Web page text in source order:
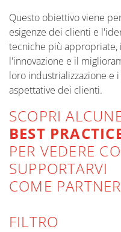
Questo obiettivo viene
esigenze dei clienti e
tecniche più
l'innovazione e il
loro industrializzazione e
aspettative dei clienti.
SCOPRI
BEST
PER VEDERE
SUPPORTARVI
COME
FILTRO